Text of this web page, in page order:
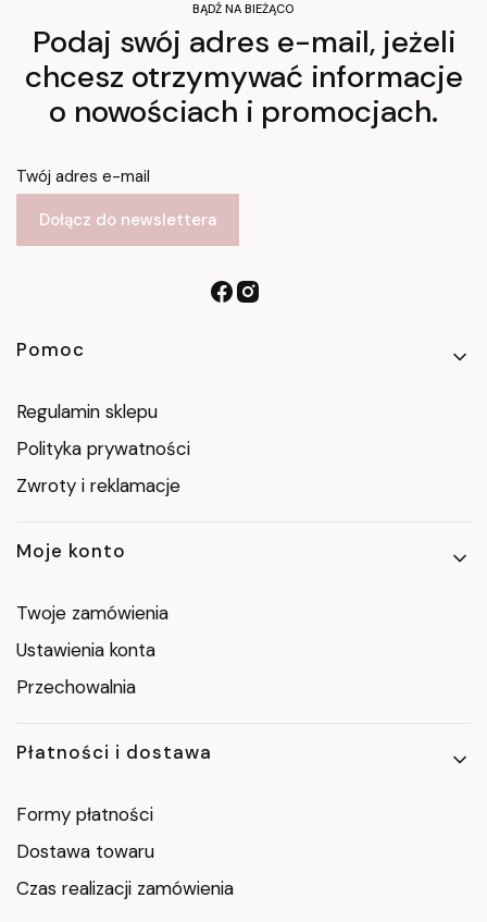
BĄDŹ NA BIEŻĄCO
Podaj swój adres e-mail, jeżeli
chcesz otrzymywać informacje
o nowościach i promocjach.
Twój adres e-mail
Dołącz do newslettera
Linki w stopce
Pomoc
Regulamin sklepu
Polityka prywatności
Zwroty i reklamacje
Moje konto
Twoje zamówienia
Ustawienia konta
Przechowalnia
Płatności i dostawa
Formy płatności
Dostawa towaru
Czas realizacji zamówienia